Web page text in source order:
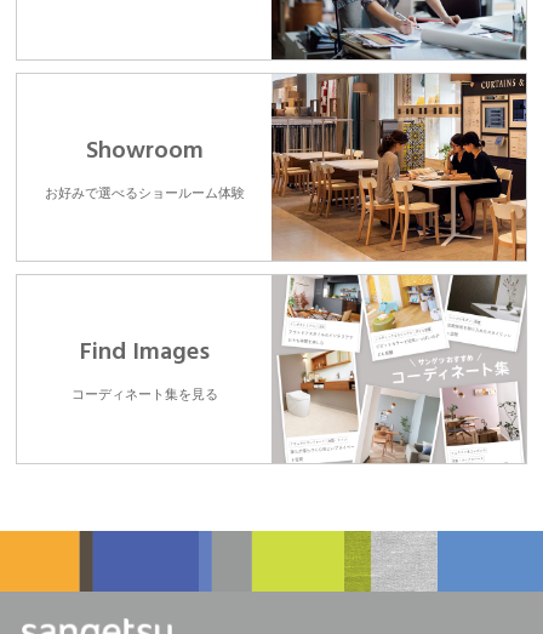
Showroom
お好みで選べるショールーム体験
Find Images
コーディネート集を見る